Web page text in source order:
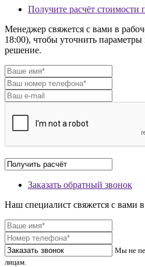
Получите расчёт стоимости
Менеджер свяжется с вами в
18:00), чтобы уточнить
решение.
Заказать обратный звонок
Наш специалист свяжется с вами
Мы не
лицам.